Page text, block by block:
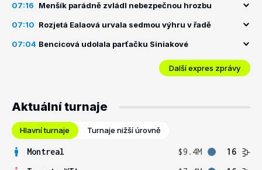
07:16 Menšík parádně zvládl nebezpečnou hrozbu
07:10 Rozjetá Ealaová urvala sedmou výhru v řadě
07:04 Bencicová udolala parťačku Siniakové
Další expres zprávy
Aktuální turnaje
Hlavní turnaje Turnaje nižší úrovně
Montreal $9.4M
16